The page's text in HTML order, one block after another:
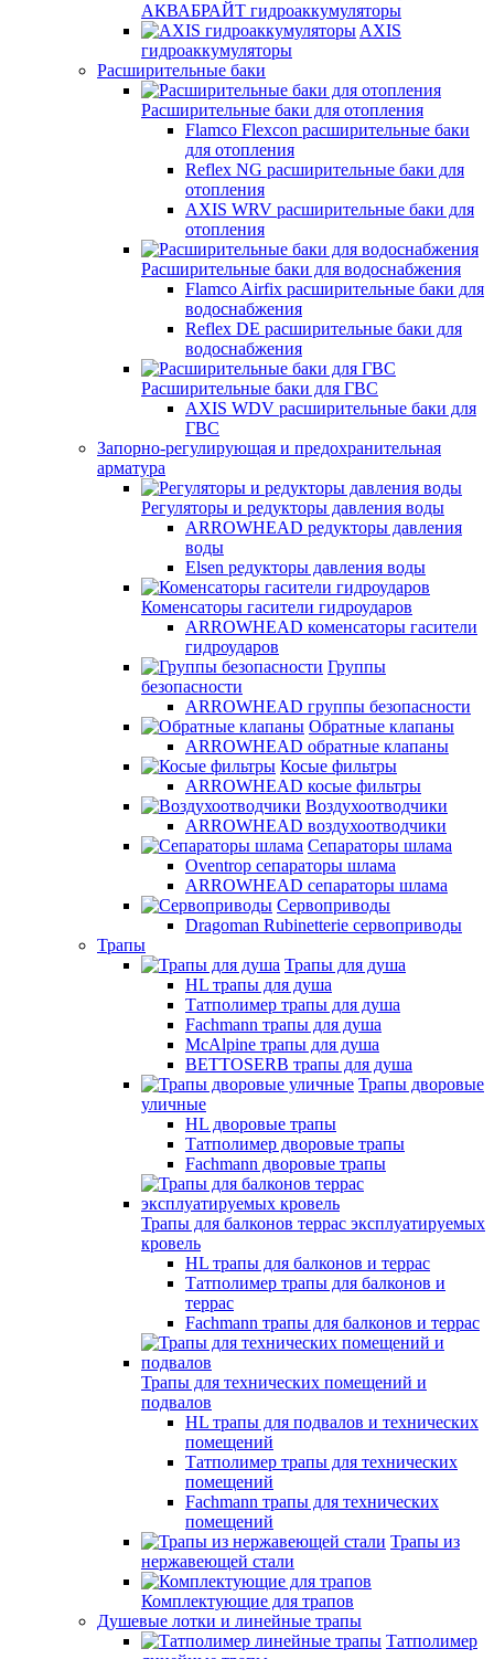
АКВАБРАЙТ гидроаккумуляторы
AXIS
гидроаккумуляторы
Расширительные баки
Расширительные баки для отопления
Flamco Flexcon расширительные баки
для отопления
Reflex NG расширительные баки для
отопления
AXIS WRV расширительные баки для
отопления
Расширительные баки для водоснабжения
Flamco Airfix расширительные баки для
водоснабжения
Reflex DЕ расширительные баки для
водоснабжения
Расширительные баки для ГВС
AXIS WDV расширительные баки для
ГВС
Запорно-регулирующая и предохранительная
арматура
Регуляторы и редукторы давления воды
ARROWHEAD редукторы давления
воды
Elsen редукторы давления воды
Коменсаторы гасители гидроударов
ARROWHEAD коменсаторы гасители
гидроударов
Группы
безопасности
ARROWHEAD группы безопасности
Обратные клапаны
ARROWHEAD обратные клапаны
Косые фильтры
ARROWHEAD косые фильтры
Воздухоотводчики
ARROWHEAD воздухоотводчики
Сепараторы шлама
Oventrop cепараторы шлама
ARROWHEAD сепараторы шлама
Сервоприводы
Dragoman Rubinetterie сервоприводы
Трапы
Трапы для душа
HL трапы для душа
Татполимер трапы для душа
Fachmann трапы для душа
McAlpine трапы для душа
BETTOSERB трапы для душа
Трапы дворовые
уличные
HL дворовые трапы
Татполимер дворовые трапы
Fachmann дворовые трапы
Трапы для балконов террас эксплуатируемых
кровель
HL трапы для балконов и террас
Татполимер трапы для балконов и
террас
Fachmann трапы для балконов и террас
Трапы для технических помещений и
подвалов
HL трапы для подвалов и технических
помещений
Татполимер трапы для технических
помещений
Fachmann трапы для технических
помещений
Трапы из
нержавеющей стали
Комплектующие для трапов
Душевые лотки и линейные трапы
Татполимер